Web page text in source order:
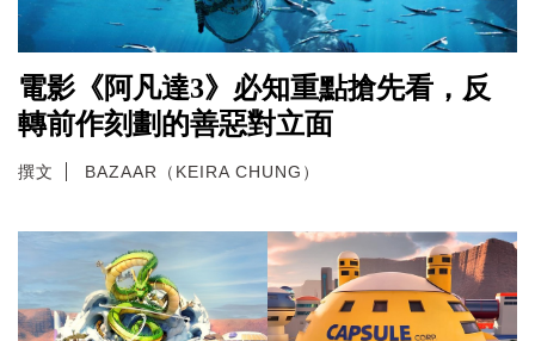
電影《阿凡達3》必知重點搶先看，反
轉前作刻劃的善惡對立面
撰文 BAZAAR（KEIRA CHUNG）